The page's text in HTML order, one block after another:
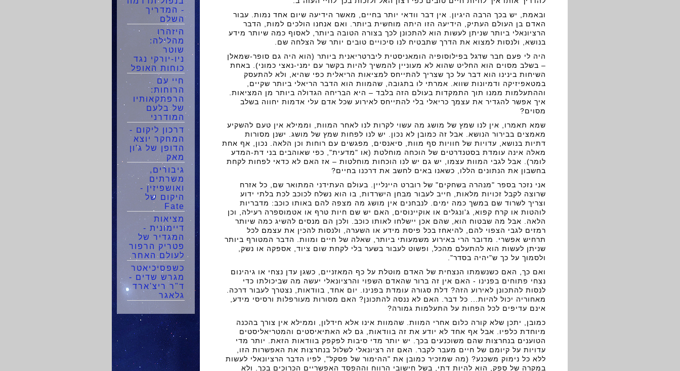
ובאמת, יש בכך הרבה היגיון. אין דבר וודאי יותר בחיים, מאשר הידיעה שיום אחד נמות. עבור
האדם בן העולם העתיק, הידיעה הזו היתה מוחשית ביותר. ואם אנחנו הולכים למות, הדבר
הרציונאלי ביותר שניתן לעשות הוא להתכונן לכך בצורה הטובה ביותר, לאסוף כמה שיותר מידע
בנושא, ולנסות למצוא את הדרך שתבטיח לנו סיכויים טובים יותר של הצלחה שם.
היה לי פעם חבר שדגל בפילוסופיה הומאניסטית ליברטריאנית ביותר (הוא היה גם סופר-שמאלן
– בשלב מסוים הוא החליט שהוא לא מעוניין להמשיך להיות בקשר עם ימני-נאצי כמוני). באחת
השיחות בינינו הוא דבר על כך שצריך להתייחס למציאות הריאלית כפי שהיא, ולא להתעסק
במטאפיזיקה ודמיונות שווא. אמרתי לו בתגובה, שהמוות הוא הדבר הריאלי ביותר שקיים,
וההתעלמות ממנו תוך התמקדות בעולם הזה בלבד – היא הבריחה הגדולה ביותר מן המציאות.
איך אפשר להגדיר את עצמך כריאלי בלי להתייחס לאירוע שכל אדם עלי אדמות יחווה בשלב
מסוים?
שמא תאמרו, אין לנו שמץ של מושג מה עשוי לקרות לנו לאחר המוות, וממילא אין טעם להשקיע
מאמצים בבירור הנושא. אבל זה כמובן לא נכון. יש לנו לפחות שמץ של מושג. ישנן מסורות
דתיות בנושא, עדויות של חוויות סף מוות, סיאנסים, מפגשים עם רוחות וכן הלאה. נכון, אף אחת
מאלה אינה עומדת בסטנדרטים של הוכחה מוחלטת (או "מדעית", כפי שאוהבים בני דת-המדע
לומר). אבל לגבי המוות עצמו, יש גם יש לנו הוכחות מוחלטות – אז האם לא כדאי לפחות לקחת
בחשבון את הנתונים הללו, כשאנו באים לחשב את דרכנו בחיים?
אני נזכר בספר "מנהרה בשחקים" של רוברט היינליין. בעולם העתידני המתואר שם, כל אזרח
שרוצה לקבל זכויות מלאות, חייב לעבור מבחן הישרדות, בו הוא נשלח לכוכב לכת בלתי ידוע
וצריך לשרוד שם במשך כמה ימים. לנבחנים אין מושג מה מצפה להם באותו כוכב: מדבריות
לוהטות או קרח קפוא, ג'ונגלים או אוקיינוסים, האם יש שם חיות טרף או אטמוספרה רעילה, וכן
הלאה. אבל מה שבטוח הוא, שהם אכן יישלחו לאותו כוכב. ולכן הם מנסים להשיג כמה שיותר
רמזים לגבי הצפוי להם, להיאחז בכל פיסת מידע או השערה, ולנסות להכין את עצמם לכל
תרחיש אפשרי. מדובר הרי באירוע משמעותי ביותר, שאלה של חיים ומוות. הדבר המטורף ביותר
שניתן לעשות הוא להתעלם מהכל, ופשוט לעבור בשער בלי לקחת שום ציוד, אספקה או נשק,
ולסמוך על כך ש"יהיה בסדר".
ואם כך, האם כשנשמתו הנצחית של האדם מוטלת על כף המאזניים, כשגן עדן נצחי או גיהינום
נצחי פתוחים בפנינו - האם אין זה ברור שהאדם השפוי והרציונאלי יעשה מה שביכולתו כדי
לנסות להתכונן לאירוע הזה? דלת סגורה עומדת בפנינו. יום אחד, בוודאות, נצטרך לעבור דרכה.
מאחוריה יכול להיות... כל דבר. האם לא ננסה להתכונן? האם מסורות מעורפלות ורסיסי מידע,
אינם עדיפים לכל הפחות על התעלמות גמורה?
כמובן, יתכן שלא קורה כלום אחרי המוות. שהמוות אינו אלא חידלון, וממילא אין צורך בהכנה
מיוחדת כלפיו. אבל אף אחד לא יודע את זה בוודאות, גם לא האתיאיסטים והמטריאליסטים
הטוענים בנחרצות שהם משוכנעים בכך. יש יותר מדי סיבות לפקפק בוודאות הזאת. יותר מדי
עדויות על קיומם של חיים מעבר לקבר. האם זה רציונאלי לשלול בנחרצות את האפשרות הזו,
ללא כל נימוק משכנע? (מה שמזכיר כמובן את "ההימור של פסקל", לפיו הדבר הרציונאלי לעשות
במקרה של ספק, הוא להיות דתי, בשל חישובי הרווח וההפסד האפשריים הכרוכים בכך. ולא
- המדריך
השלם
היזהרו
מהלילה:
שוטר
ניו-יורקי נגד
כוחות האופל
חיי עם
הרוחות:
הרפתקאותיו
של בלעם
המודרני
דרכון ליקום -
המחקר יוצא
הדופן של ג'ון
מאק
גיבורים,
משרתים
ואושפיזין -
היקום של
Fate
מציאות
דיימונית -
המגדיר של
פטריק הרפור
לעולם האחר
כשפסיכיאטר
מגרש שדים -
ד"ר ריצ'ארד
גלאגר